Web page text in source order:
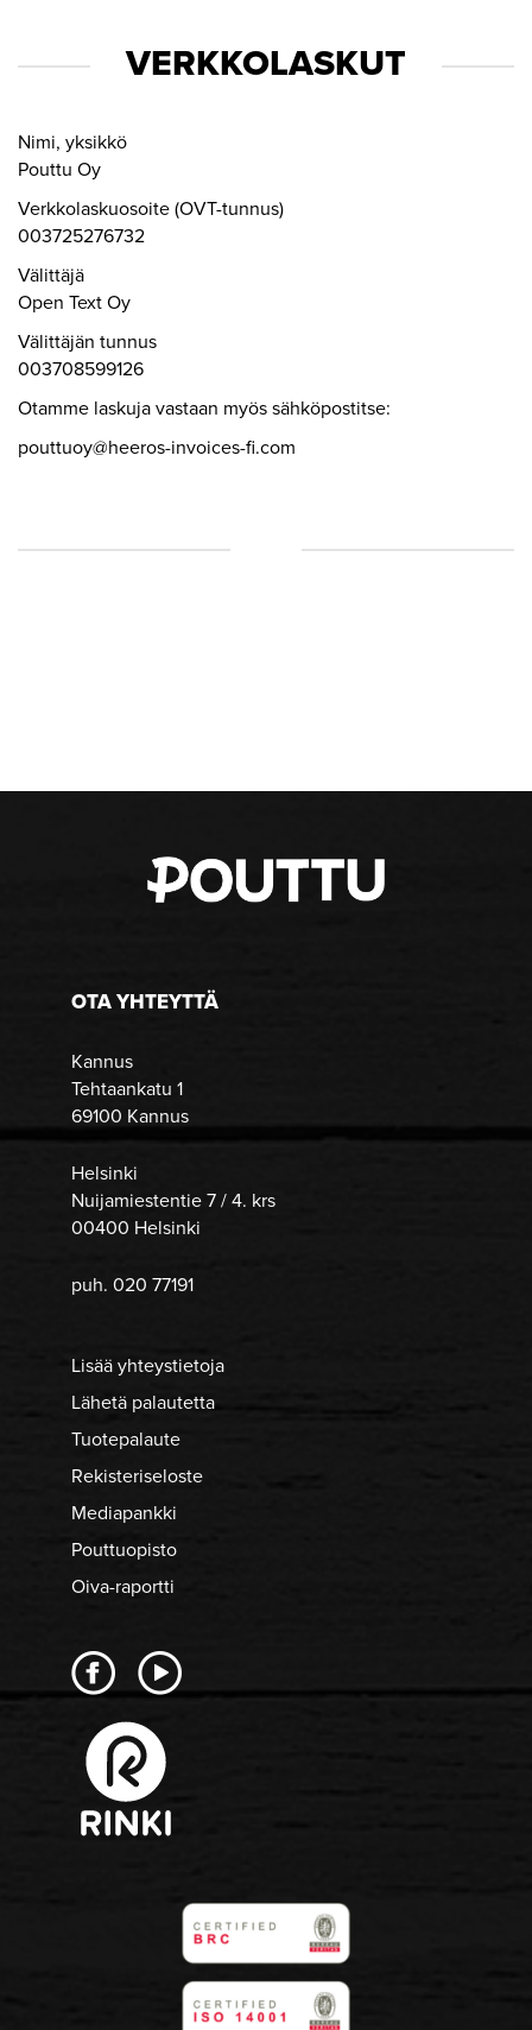
VERKKOLASKUT
Nimi, yksikkö
Pouttu Oy
Verkkolaskuosoite (OVT-tunnus)
003725276732
Välittäjä
Open Text Oy
Välittäjän tunnus
003708599126
Otamme laskuja vastaan myös sähköpostitse:
pouttuoy@heeros-invoices-fi.com
OTA YHTEYTTÄ
Kannus
Tehtaankatu 1
69100 Kannus
Helsinki
Nuijamiestentie 7 / 4. krs
00400 Helsinki
puh. 020 77191
Lisää yhteystietoja
Lähetä palautetta
Tuotepalaute
Rekisteriseloste
Mediapankki
Pouttuopisto
Oiva-raportti